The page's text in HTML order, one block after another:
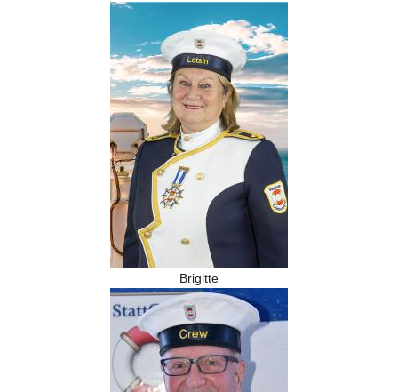
Brigitte